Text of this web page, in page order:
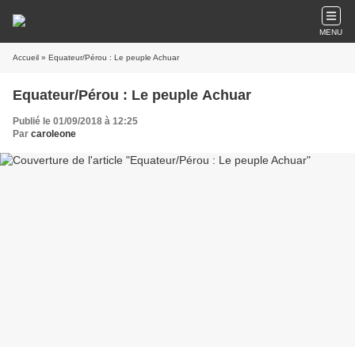
MENU
Accueil » Equateur/Pérou : Le peuple Achuar
Equateur/Pérou : Le peuple Achuar
Publié le 01/09/2018 à 12:25
Par caroleone